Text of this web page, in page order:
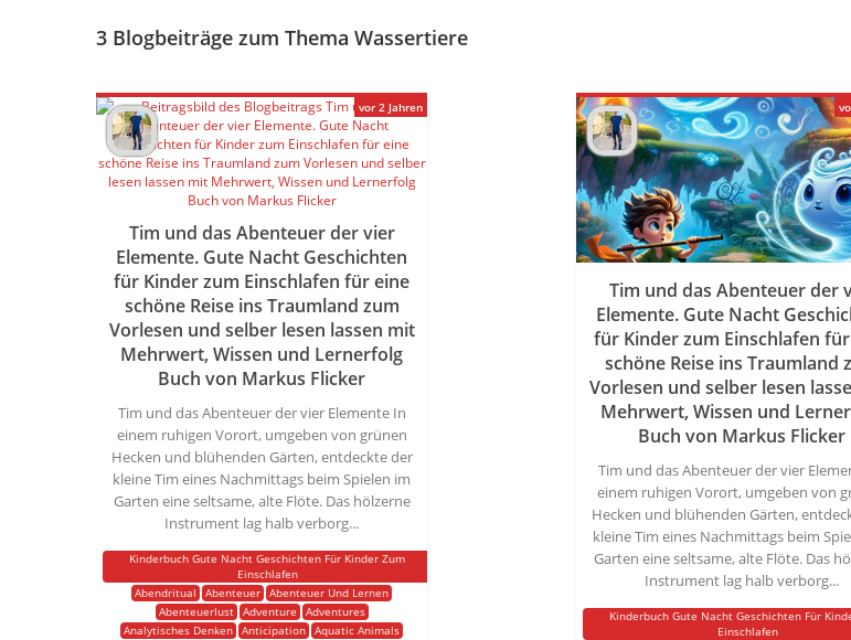
3 Blogbeiträge zum Thema Wassertiere
Tim und das Abenteuer der vier
Elemente. Gute Nacht Geschichten
für Kinder zum Einschlafen für eine
schöne Reise ins Traumland zum
Vorlesen und selber lesen lassen mit
Mehrwert, Wissen und Lernerfolg
Buch von Markus Flicker
Tim und das Abenteuer der vier Elemente In
einem ruhigen Vorort, umgeben von grünen
Hecken und blühenden Gärten, entdeckte der
kleine Tim eines Nachmittags beim Spielen im
Garten eine seltsame, alte Flöte. Das hölzerne
Instrument lag halb verborg...
Kinderbuch Gute Nacht Geschichten Für Kinder Zum
Einschlafen
Abendritual
Abenteuer Abenteuer Und Lernen
Abenteuerlust
Adventure
Adventures
Analytisches Denken Anticipation Aquatic Animals
vor 2 Jahren
Tim und das Abenteuer der
Elemente. Gute Nacht
für Kinder zum Einschlafen
schöne Reise ins Traumland
Vorlesen und selber lesen
Mehrwert, Wissen und
Buch von Markus Flicker
Tim und das Abenteuer der vier
einem ruhigen Vorort, umgeben von
Hecken und blühenden Gärten,
kleine Tim eines Nachmittags beim
Garten eine seltsame, alte Flöte. Das
Instrument lag halb verborg...
Kinderbuch Gute Nacht Geschichten Für
Einschlafen